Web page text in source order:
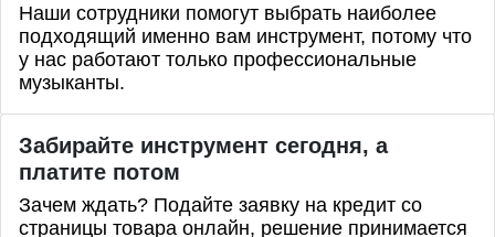
Наши сотрудники помогут выбрать наиболее
подходящий именно вам инструмент, потому что
у нас работают только профессиональные
музыканты.
Забирайте инструмент сегодня, а
платите потом
Зачем ждать? Подайте заявку на кредит со
страницы товара онлайн, решение принимается